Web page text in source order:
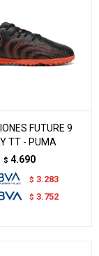
FUTURE 9
TT - PUMA
$ 4.690
$ 3.283
$ 3.752